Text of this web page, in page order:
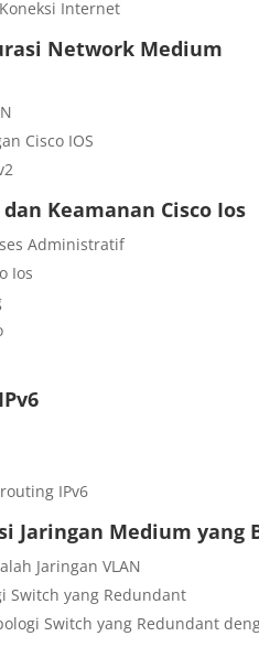
Internet
Network Medium
Cisco IOS
Keamanan Cisco Ios
Administratif
Ios
IPv6
Jaringan Medium yang
Jaringan VLAN
Switch yang Redundant
Switch yang Redundant